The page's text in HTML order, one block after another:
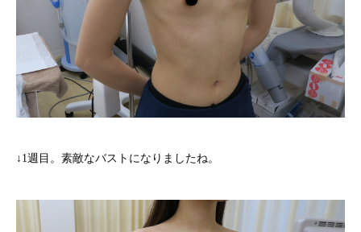
↓1週目。素敵なバストになりましたね。